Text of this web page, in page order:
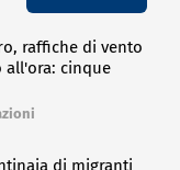
raffiche di vento
all'ora: cinque
di migranti